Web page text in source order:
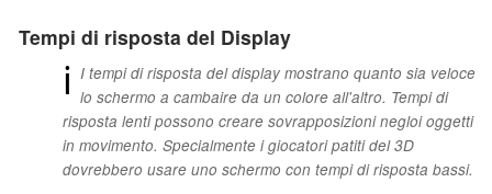
Tempi di risposta del Display
ℹ I tempi di risposta del display mostrano quanto sia veloce
lo schermo a cambaire da un colore all'altro. Tempi di
risposta lenti possono creare sovrapposizioni negloi oggetti
in movimento. Specialmente i giocatori patiti del 3D
dovrebbero usare uno schermo con tempi di risposta bassi.